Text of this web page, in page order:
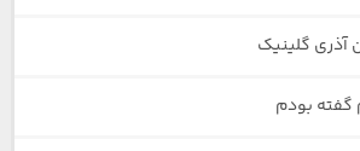
آذری گلینیک
گفته بودم